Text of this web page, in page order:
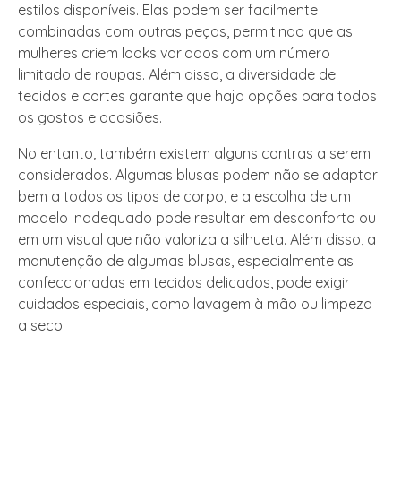
estilos disponíveis. Elas podem ser facilmente
combinadas com outras peças, permitindo que as
mulheres criem looks variados com um número
limitado de roupas. Além disso, a diversidade de
tecidos e cortes garante que haja opções para todos
os gostos e ocasiões.
No entanto, também existem alguns contras a serem
considerados. Algumas blusas podem não se adaptar
bem a todos os tipos de corpo, e a escolha de um
modelo inadequado pode resultar em desconforto ou
em um visual que não valoriza a silhueta. Além disso, a
manutenção de algumas blusas, especialmente as
confeccionadas em tecidos delicados, pode exigir
cuidados especiais, como lavagem à mão ou limpeza
a seco.